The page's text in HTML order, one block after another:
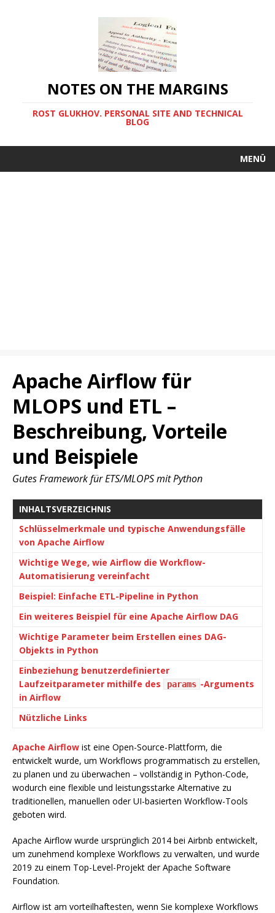
NOTES ON THE MARGINS
ROST GLUKHOV. PERSONAL SITE AND TECHNICAL
BLOG
MENÜ
Apache Airflow für
MLOPS und ETL –
Beschreibung, Vorteile
und Beispiele
Gutes Framework für ETS/MLOPS mit Python
INHALTSVERZEICHNIS
Schlüsselmerkmale und typische Anwendungsfälle
von Apache Airflow
Wichtige Wege, wie Airflow die Workflow-
Automatisierung vereinfacht
Beispiel: Einfache ETL-Pipeline in Python
Ein weiteres Beispiel für eine Apache Airflow DAG
Wichtige Parameter beim Erstellen eines DAG-
Objekts in Python
Einbeziehung benutzerdefinierter
Laufzeitparameter mithilfe des
params -Arguments
in Airflow
Nützliche Links
Apache Airflow ist eine Open-Source-Plattform, die
entwickelt wurde, um Workflows programmatisch zu erstellen,
zu planen und zu überwachen – vollständig in Python-Code,
wodurch eine flexible und leistungsstarke Alternative zu
traditionellen, manuellen oder UI-basierten Workflow-Tools
geboten wird.
Apache Airflow wurde ursprünglich 2014 bei Airbnb entwickelt,
um zunehmend komplexe Workflows zu verwalten, und wurde
2019 zu einem Top-Level-Projekt der Apache Software
Foundation.
Airflow ist am vorteilhaftesten, wenn Sie komplexe Workflows